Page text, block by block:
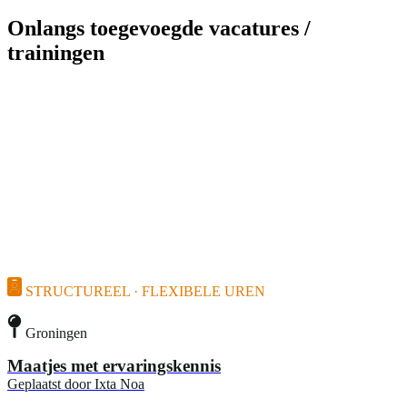
Onlangs toegevoegde vacatures /
trainingen
STRUCTUREEL · FLEXIBELE UREN
Groningen
Maatjes met ervaringskennis
Geplaatst door Ixta Noa